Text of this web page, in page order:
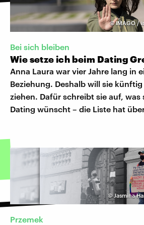
©IMAGO /
Bei sich bleiben
Wie setze ich beim Dating
Anna Laura war vier Jahre lang in
Beziehung. Deshalb will sie
ziehen. Dafür schreibt sie auf, was
Dating wünscht – die Liste hat
©Jasmina
Przemek